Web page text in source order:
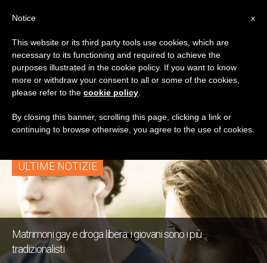
TAG
Posts Tagged
‘conservatori’
ULTIME NOTIZIE
Matrimoni gay e droga libera: i giovani sono i più
tradizionalisti
x
Notice
This website or its third party tools use cookies, which are
necessary to its functioning and required to achieve the
purposes illustrated in the cookie policy. If you want to know
more or withdraw your consent to all or some of the cookies,
please refer to the cookie policy
By closing this banner, scrolling this page, clicking a link or
continuing to browse otherwise, you agree to the use of cookies.